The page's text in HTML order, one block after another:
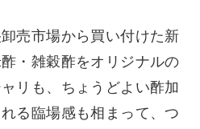
売市場から買い付けた新
・雑穀酢をオリジナルの
リも、ちょうどよい酢加
る臨場感も相まって、つ